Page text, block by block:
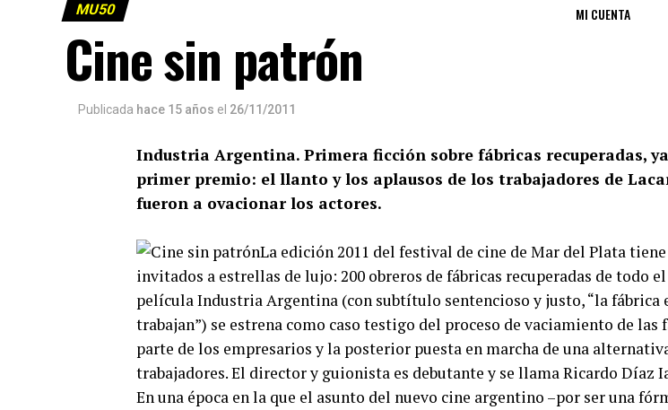
MI CUENTA
MU50
Cine sin patrón
Publicada hace 15 años el 26/11/2011
Industria Argentina. Primera ficción sobre fábricas recuperadas,
primer premio: el llanto y los aplausos de los trabajadores de
fueron a ovacionar los actores.
La edición 2011 del festival de cine de Mar del Plata
invitados a estrellas de lujo: 200 obreros de fábricas recuperadas de todo
película Industria Argentina (con subtítulo sentencioso y justo, “la fábrica
trabajan”) se estrena como caso testigo del proceso de vaciamiento de las
parte de los empresarios y la posterior puesta en marcha de una
trabajadores. El director y guionista es debutante y se llama Ricardo Díaz
En una época en la que el asunto del nuevo cine argentino –por ser una